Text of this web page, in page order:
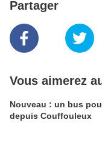
Partager
Vous aimerez
Nouveau : un bus
depuis Couffouleux